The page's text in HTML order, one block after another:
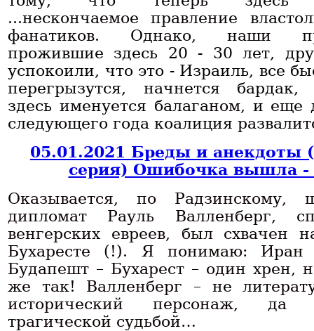
...нескончаемое правление
фанатиков. Однако, наши
прожившие здесь 20 - 30 лет,
успокоили, что это - Израиль, все
перегрызутся, начнется бардак,
здесь именуется балаганом, и еще
следующего года коалиция
05.01.2021 Бреды и анекдоты
серия) Ошибочка вышла -
Оказывается, по Радзинскому,
дипломат Рауль Валленберг,
венгерских евреев, был схвачен
Бухаресте (!). Я понимаю:
Будапешт – Бухарест – один хрен,
же так! Валленберг – не
исторический персонаж,
трагической судьбой…